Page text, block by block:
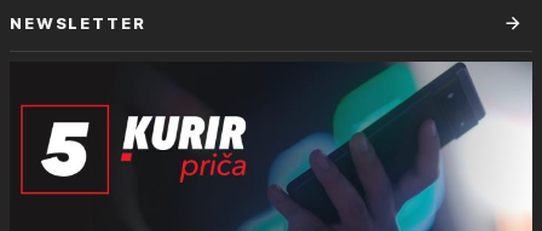
NEWSLETTER